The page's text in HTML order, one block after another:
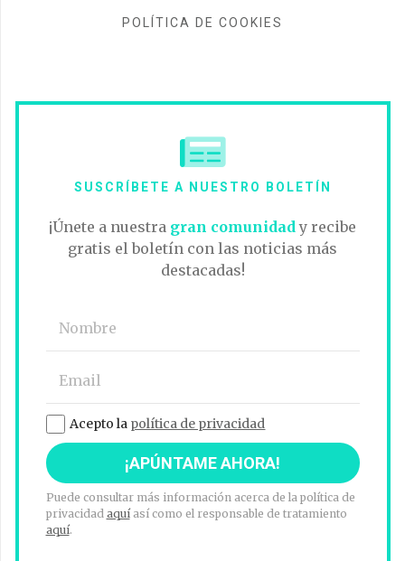
POLÍTICA DE COOKIES
SUSCRÍBETE A NUESTRO BOLETÍN
¡Únete a nuestra gran comunidad y recibe
gratis el boletín con las noticias más
destacadas!
Acepto la política de privacidad
Puede consultar más información acerca de la política de
privacidad aquíasí como el responsable de tratamiento
aquí.